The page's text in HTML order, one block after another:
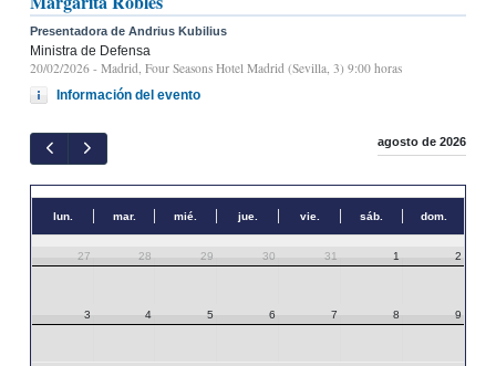
Presentadora de Andrius Kubilius
Ministra de Defensa
20/02/2026 - Madrid, Four Seasons Hotel Madrid (Sevilla, 3) 9:00 horas
Información del evento
agosto de 2026
lun. mar. mié. jue. vie. sáb. dom.
27 28 29 30 31 1 2
3 4 5 6 7 8 9